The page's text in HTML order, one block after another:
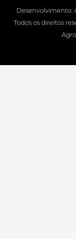
Desenvolvimento:
Todos os direitos